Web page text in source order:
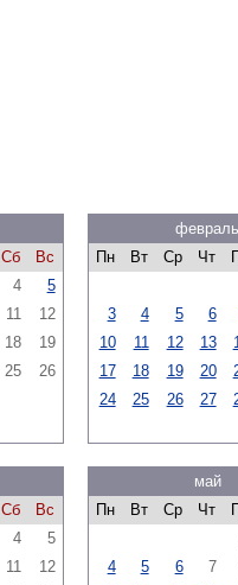
Сб
Вс
4
5
11
12
18
19
25
26
февраль
Пн
Вт Ср Чт
3
4 5 6
10
11 12 13
17
18 19 20
24
25 26 27
Сб
Вс
4
5
11
12
май
Пн
Вт Ср Чт
4
5 6 7